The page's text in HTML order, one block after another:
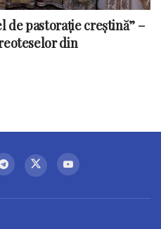
de pastorație creștină” –
din